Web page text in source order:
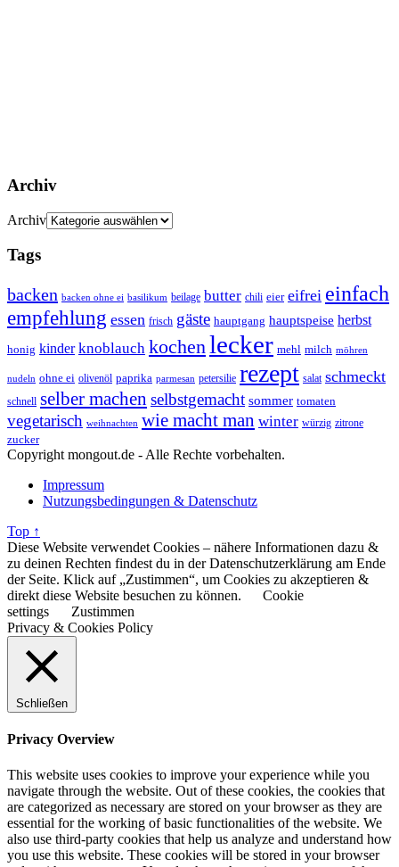
Archiv
Archiv
Tags
backen backen ohne ei basilikum beilage butter chili eier eifrei einfach
empfehlung essen frisch gäste hauptgang hauptspeise herbst
honig kinder knoblauch kochen lecker mehl milch möhren
nudeln ohne ei olivenöl paprika parmesan petersilie rezept salat schmeckt
schnell selber machen selbstgemacht sommer tomaten
vegetarisch weihnachten wie macht man winter würzig zitrone
zucker
Copyright mongout.de - Alle Rechte vorbehalten.
Impressum
Nutzungsbedingungen & Datenschutz
Top ↑
Diese Website verwendet Cookies – nähere Informationen dazu &
zu deinen Rechten findest du in der Datenschutzerklärung am Ende
der Seite. Klick auf „Zustimmen“, um Cookies zu akzeptieren &
direkt diese Website besuchen zu können.
Cookie
settings
Zustimmen
Privacy & Cookies Policy
Schließen
Privacy Overview
This website uses cookies to improve your experience while you
navigate through the website. Out of these cookies, the cookies that
are categorized as necessary are stored on your browser as they are
essential for the working of basic functionalities of the website. We
also use third-party cookies that help us analyze and understand how
you use this website. These cookies will be stored in your browser